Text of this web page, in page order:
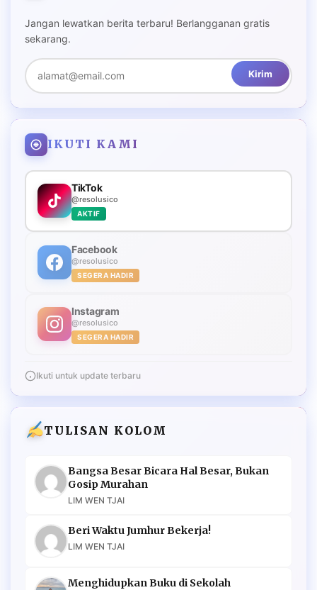
Jangan lewatkan berita terbaru! Berlangganan gratis
sekarang.
Kirim
IKUTI KAMI
TikTok
@resolusico
AKTIF
Facebook
@resolusico
SEGERA HADIR
Instagram
@resolusico
SEGERA HADIR
Ikuti untuk update terbaru
TULISAN KOLOM
Bangsa Besar Bicara Hal Besar, Bukan
Gosip Murahan
LIM WEN TJAI
Beri Waktu Jumhur Bekerja!
LIM WEN TJAI
Menghidupkan Buku di Sekolah